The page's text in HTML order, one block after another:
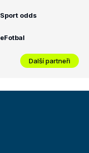
Sport odds
eFotbal
Další partneři